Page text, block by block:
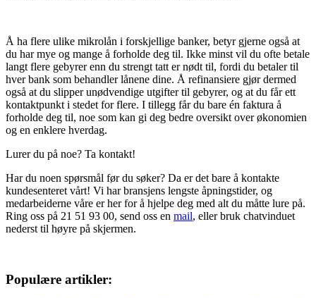
Å ha flere ulike mikrolån i forskjellige banker, betyr gjerne også at
du har mye og mange å forholde deg til. Ikke minst vil du ofte betale
langt flere gebyrer enn du strengt tatt er nødt til, fordi du betaler til
hver bank som behandler lånene dine. Å refinansiere gjør dermed
også at du slipper unødvendige utgifter til gebyrer, og at du får ett
kontaktpunkt i stedet for flere. I tillegg får du bare én faktura å
forholde deg til, noe som kan gi deg bedre oversikt over økonomien
og en enklere hverdag.
Lurer du på noe? Ta kontakt!
Har du noen spørsmål før du søker? Da er det bare å kontakte
kundesenteret vårt! Vi har bransjens lengste åpningstider, og
medarbeiderne våre er her for å hjelpe deg med alt du måtte lure på.
Ring oss på 21 51 93 00, send oss en mail, eller bruk chatvinduet
nederst til høyre på skjermen.
Populære artikler: